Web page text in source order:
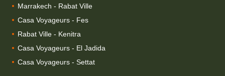
Marrakech - Rabat Ville
Casa Voyageurs - Fes
Rabat Ville - Kenitra
Casa Voyageurs - El Jadida
Casa Voyageurs - Settat